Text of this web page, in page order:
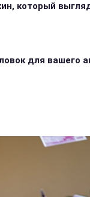
который
для вашего